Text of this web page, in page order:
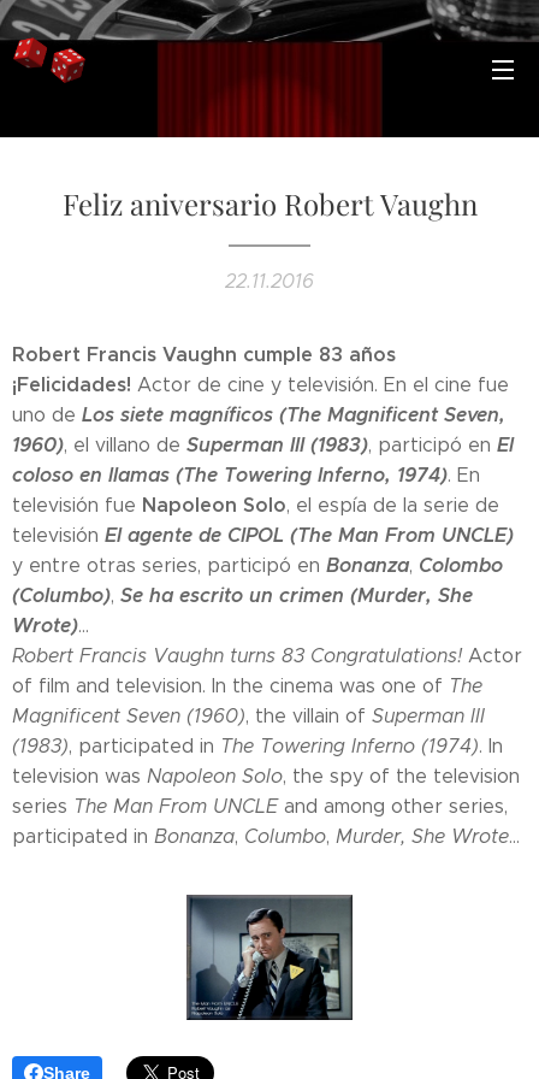
Feliz aniversario Robert Vaughn
22.11.2016
Robert Francis Vaughn cumple 83 años
¡Felicidades! Actor de cine y televisión. En el cine fue
uno de Los siete magníficos (The Magnificent Seven,
1960), el villano de Superman III (1983), participó en El
coloso en llamas (The Towering Inferno, 1974). En
televisión fue Napoleon Solo, el espía de la serie de
televisión El agente de CIPOL (The Man From UNCLE)
y entre otras series, participó en Bonanza, Colombo
(Columbo), Se ha escrito un crimen (Murder, She
Wrote)...
Robert Francis Vaughn turns 83 Congratulations! Actor
of film and television. In the cinema was one of The
Magnificent Seven (1960), the villain of Superman III
(1983), participated in The Towering Inferno (1974). In
television was Napoleon Solo, the spy of the television
series The Man From UNCLEand among other series,
participated in Bonanza, Columbo, Murder, She Wrote...
Share